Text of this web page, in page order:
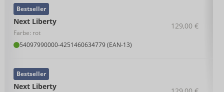
Next Liberty
Farbe: rot
54097990000-4251460634779 (EAN-13)
Bestseller
129,00 €
Next Liberty
Bestseller